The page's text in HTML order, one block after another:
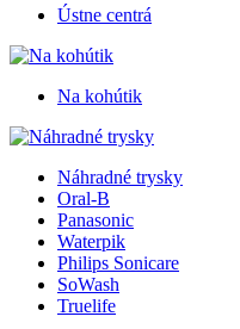
Ústne centrá
Na kohútik
Náhradné trysky
Oral-B
Panasonic
Waterpik
Philips Sonicare
SoWash
Truelife